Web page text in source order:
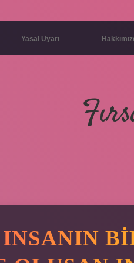
Yasal Uyarı